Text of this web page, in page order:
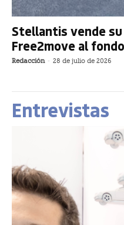
Stellantis vende
Free2move al
Redacción - 28 de julio de 2026
Entrevistas